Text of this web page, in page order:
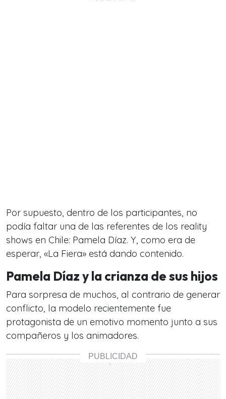
Por supuesto, dentro de los participantes, no
podía faltar una de las referentes de los reality
shows en Chile: Pamela Díaz. Y, como era de
esperar, «La Fiera» está dando contenido.
Pamela Díaz y la crianza de sus hijos
Para sorpresa de muchos, al contrario de generar
conflicto, la modelo recientemente fue
protagonista de un emotivo momento junto a sus
compañeros y los animadores.